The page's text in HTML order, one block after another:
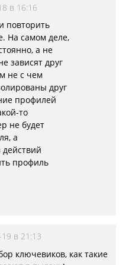
в 16:16
повторить
На самом деле,
а не
зависят друг
не с чем
друг
профилей
то
не будет
а
действий
профиль
в 21:13
ключевиков, как такие